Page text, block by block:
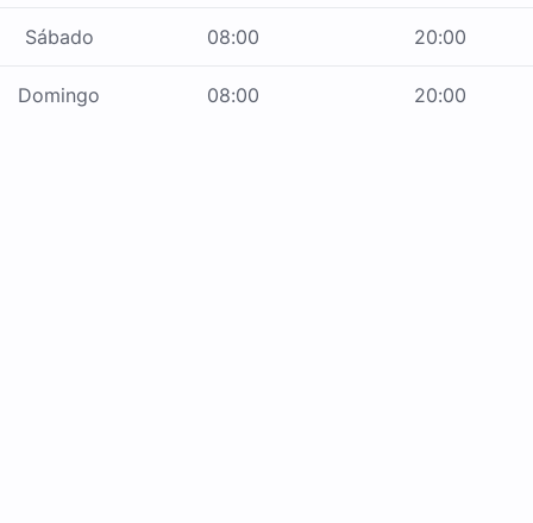
Sábado 08:00 20:00
Domingo 08:00 20:00